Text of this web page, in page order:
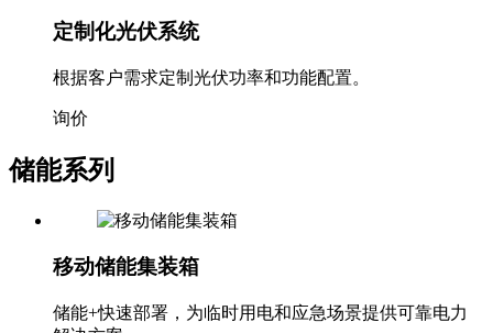
定制化光伏系统
根据客户需求定制光伏功率和功能配置。
询价
储能系列
移动储能集装箱
储能+快速部署，为临时用电和应急场景提供可靠电力